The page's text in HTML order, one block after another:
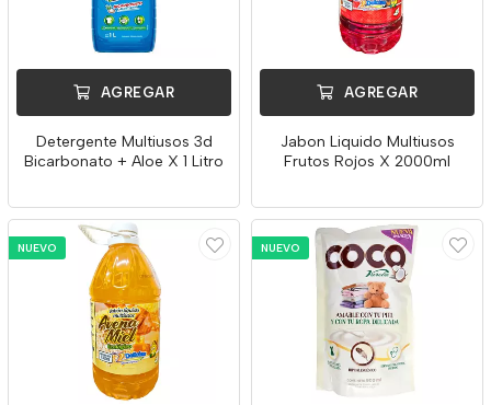
AGREGAR
Detergente Multiusos 3d
Bicarbonato + Aloe X 1 Litro
AGREGAR
Jabon Liquido Multiusos
Frutos Rojos X 2000ml
NUEVO NUEVO